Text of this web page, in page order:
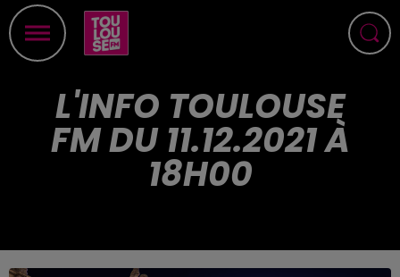
L'INFO TOULOUSE
FM DU 11.12.2021 À
18H00